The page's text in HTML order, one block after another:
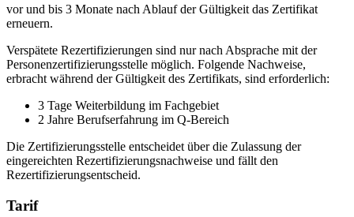
vor und bis 3 Monate nach Ablauf der Gültigkeit das Zertifikat
erneuern.
Verspätete Rezertifizierungen sind nur nach Absprache mit der
Personenzertifizierungsstelle möglich. Folgende Nachweise,
erbracht während der Gültigkeit des Zertifikats, sind erforderlich:
3 Tage Weiterbildung im Fachgebiet
2 Jahre Berufserfahrung im Q-Bereich
Die Zertifizierungsstelle entscheidet über die Zulassung der
eingereichten Rezertifizierungsnachweise und fällt den
Rezertifizierungsentscheid.
Tarif